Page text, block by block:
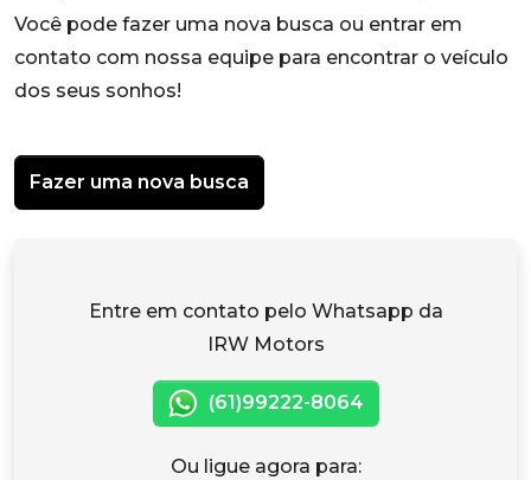
Você pode fazer uma nova busca ou entrar em
contato com nossa equipe para encontrar o veículo
dos seus sonhos!
Fazer uma nova busca
Entre em contato pelo Whatsapp da
IRW Motors
(61)99222-8064
Ou ligue agora para: